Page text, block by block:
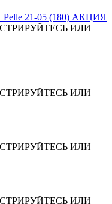
21-05 (180) АКЦИЯ
ИЛИ
ИЛИ
ИЛИ
ИЛИ